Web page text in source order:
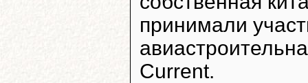
принимали
Current.